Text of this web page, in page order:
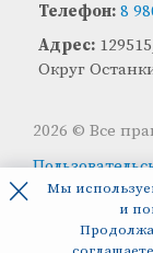
Телефон: 8
Адрес:
Округ
2026 © Все
×
Мы
и